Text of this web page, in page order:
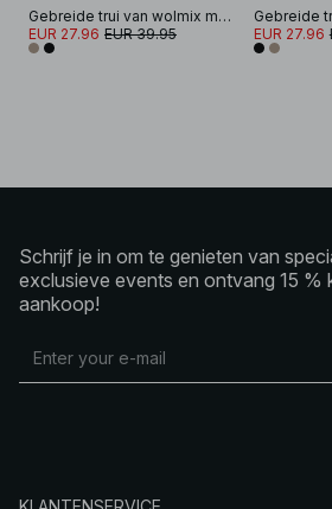
Gebreide trui van wolmix met V-hals
EUR 27.96 EUR 39.95
EUR 27.96
Schrijf je in om te genieten van
exclusieve events en ontvang 15 %
aankoop!